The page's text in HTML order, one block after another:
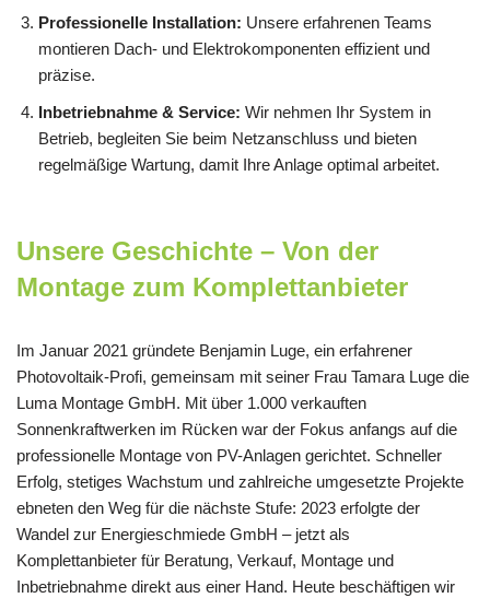
Professionelle Installation: Unsere erfahrenen Teams
montieren Dach- und Elektrokomponenten effizient und
präzise.
Inbetriebnahme & Service: Wir nehmen Ihr System in
Betrieb, begleiten Sie beim Netzanschluss und bieten
regelmäßige Wartung, damit Ihre Anlage optimal arbeitet.
Unsere Geschichte – Von der
Montage zum Komplettanbieter
Im Januar 2021 gründete Benjamin Luge, ein erfahrener
Photovoltaik-Profi, gemeinsam mit seiner Frau Tamara Luge die
Luma Montage GmbH. Mit über 1.000 verkauften
Sonnenkraftwerken im Rücken war der Fokus anfangs auf die
professionelle Montage von PV-Anlagen gerichtet. Schneller
Erfolg, stetiges Wachstum und zahlreiche umgesetzte Projekte
ebneten den Weg für die nächste Stufe: 2023 erfolgte der
Wandel zur Energieschmiede GmbH – jetzt als
Komplettanbieter für Beratung, Verkauf, Montage und
Inbetriebnahme direkt aus einer Hand. Heute beschäftigen wir